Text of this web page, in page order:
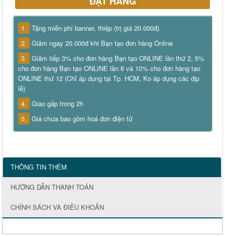
1. Tặng miễn phí banner, thiệp (trị giá 20.000đ)
2. Giảm ngay 20.000đ khi Bạn tạo đơn hàng Online
3. Giảm tiếp 3% cho đơn hàng Bạn tạo ONLINE lần thứ 2, 5%
cho đơn hàng Bạn tạo ONLINE lần 6 và 10% cho đơn hàng tạo
ONLINE thứ 12 (Chỉ áp dụng tại Tp. HCM, Ko áp dụng các dịp
lễ)
4. Giao gấp trong 2h
5. Giá chưa bao gồm hoá đơn điện tử
THÔNG TIN THÊM
HƯỚNG DẪN THANH TOÁN
CHÍNH SÁCH VÀ ĐIỀU KHOẢN